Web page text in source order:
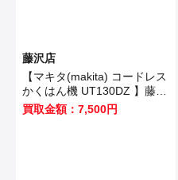
藤沢店
【マキタ(makita) コードレス
かくはん機 UT130DZ 】藤沢
市のお客様から買取させてい
ただきました！
買取金額：7,500円